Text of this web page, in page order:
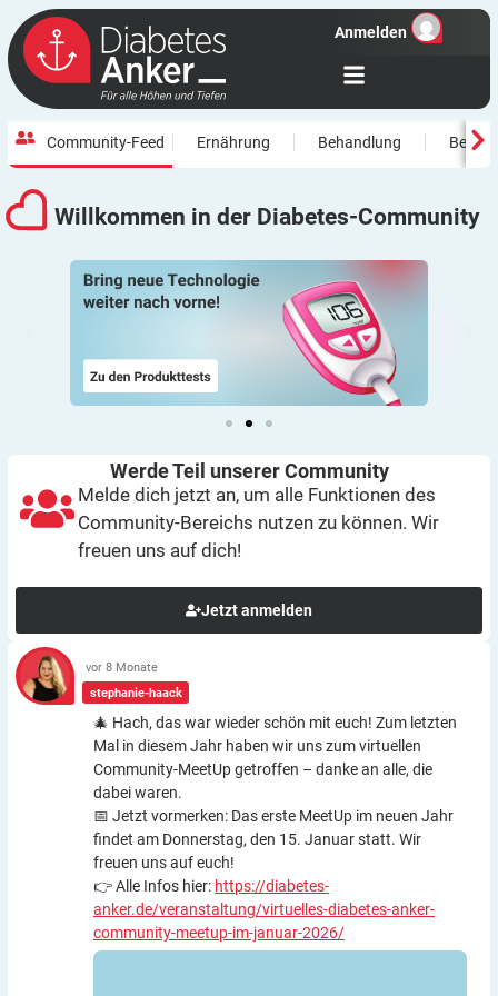
Anmelden
Community-Feed Ernährung Behandlung
Willkommen in der Diabetes-Community
Werde Teil unserer Community
Melde dich jetzt an, um alle Funktionen des
Community-Bereichs nutzen zu können. Wir
freuen uns auf dich!
Jetzt anmelden
stephanie-haack
vor 8 Monate
🎄 Hach, das war wieder schön mit euch! Zum letzten
Mal in diesem Jahr haben wir uns zum virtuellen
Community-MeetUp getroffen – danke an alle, die
dabei waren.
📅 Jetzt vormerken: Das erste MeetUp im neuen Jahr
findet am Donnerstag, den 15. Januar statt. Wir
freuen uns auf euch!
👉 Alle Infos hier: https://diabetes-
anker.de/veranstaltung/virtuelles-diabetes-anker-
community-meetup-im-januar-2026/